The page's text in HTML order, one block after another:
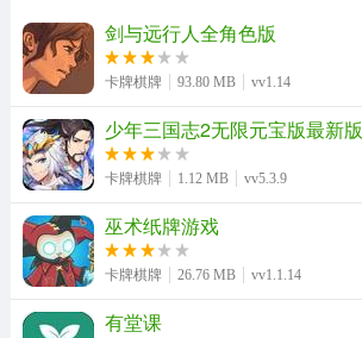
剑与远行人全角色版
卡牌棋牌 93.80 MB vv1.14
少年三国志2无限元宝版最新版
卡牌棋牌 1.12 MB vv5.3.9
巫术纸牌游戏
卡牌棋牌 26.76 MB vv1.1.14
有堂课